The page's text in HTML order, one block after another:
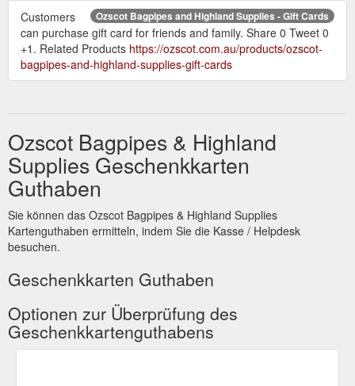
Ozscot Bagpipes and Highland Supplies - Gift Cards
Customers
can purchase gift card for friends and family. Share 0 Tweet 0
+1. Related Products https://ozscot.com.au/products/ozscot-
bagpipes-and-highland-supplies-gift-cards
Ozscot Bagpipes & Highland
Supplies Geschenkkarten
Guthaben
Sie können das Ozscot Bagpipes & Highland Supplies
Kartenguthaben ermitteln, indem Sie die Kasse / Helpdesk
besuchen.
Geschenkkarten Guthaben
Optionen zur Überprüfung des
Geschenkkartenguthabens